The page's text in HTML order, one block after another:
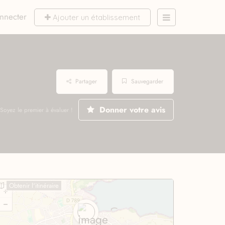
Ajouter un établissement
Sauvegarder
Partager
Soyez le premier à évaluer ! Donner votre avis
Obtenir l'itinéraire